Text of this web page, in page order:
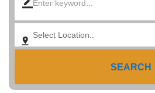
SEARCH